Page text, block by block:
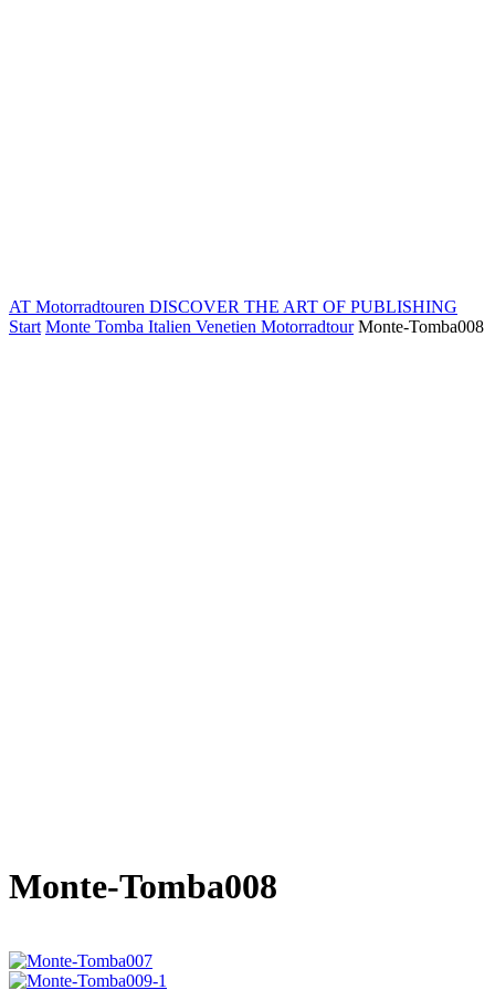
AT Motorradtouren DISCOVER THE ART OF PUBLISHING
Start Monte Tomba Italien Venetien Motorradtour Monte-Tomba008
Monte-Tomba008